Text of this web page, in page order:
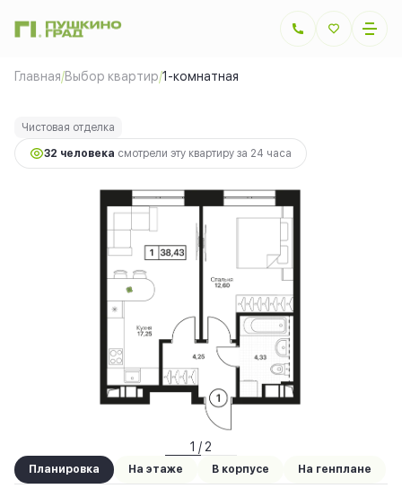
Главная/Выбор квартир/1-комнатная
Ипотекаот 22 389 руб.
Чистовая отделка
32 человекa смотрели эту квартиру за 24 часа
1 / 2
Планировка На этаже В корпусе На генплане